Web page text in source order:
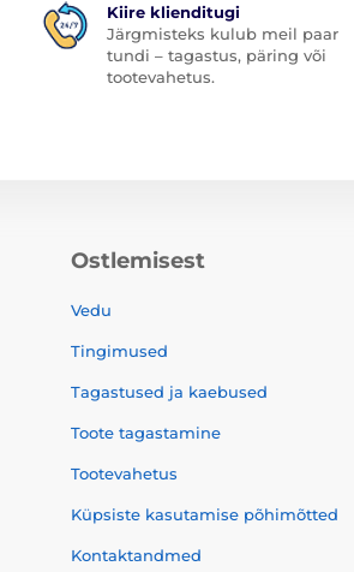
Kiire klienditugi
Järgmisteks kulub meil paar
tundi – tagastus, päring või
tootevahetus.
Ostlemisest
Vedu
Tingimused
Tagastused ja kaebused
Toote tagastamine
Tootevahetus
Küpsiste kasutamise põhimõtted
Kontaktandmed